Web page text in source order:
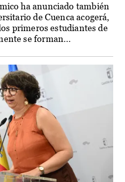
ha anunciado también
de Cuenca acogerá,
primeros estudiantes de
se forman...